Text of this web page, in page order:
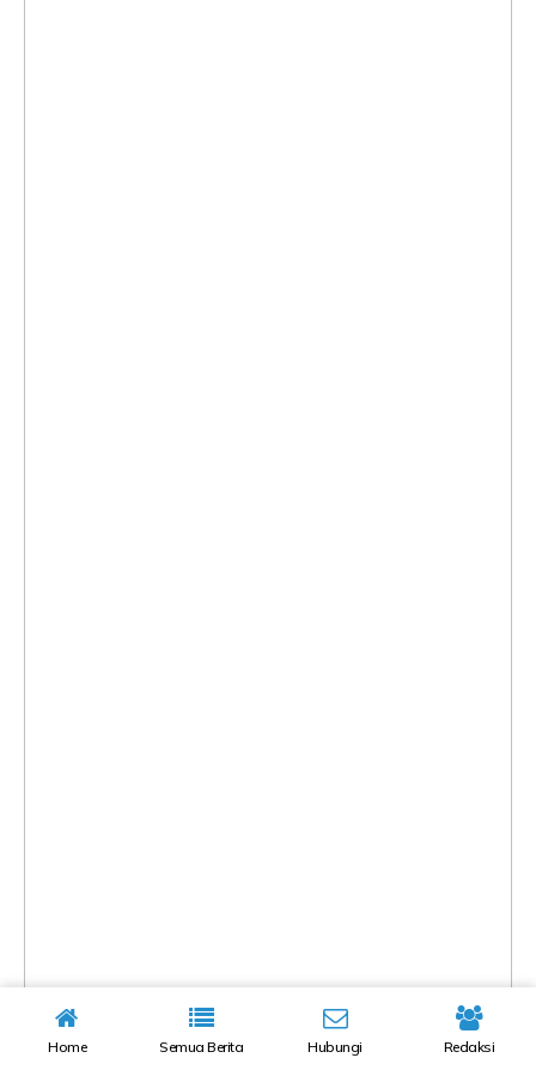
Home Semua Berita Hubungi Redaksi